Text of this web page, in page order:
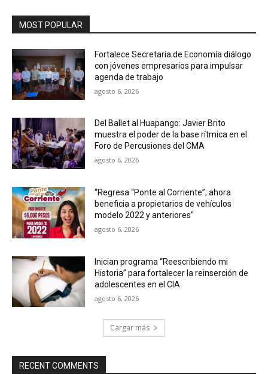
MOST POPULAR
Fortalece Secretaría de Economía diálogo
con jóvenes empresarios para impulsar
agenda de trabajo
agosto 6, 2026
Del Ballet al Huapango: Javier Brito
muestra el poder de la base rítmica en el
Foro de Percusiones del CMA
agosto 6, 2026
“Regresa “Ponte al Corriente”; ahora
beneficia a propietarios de vehículos
modelo 2022 y anteriores”
agosto 6, 2026
Inician programa “Reescribiendo mi
Historia” para fortalecer la reinserción de
adolescentes en el CIA
agosto 6, 2026
Cargar más
RECENT COMMENTS